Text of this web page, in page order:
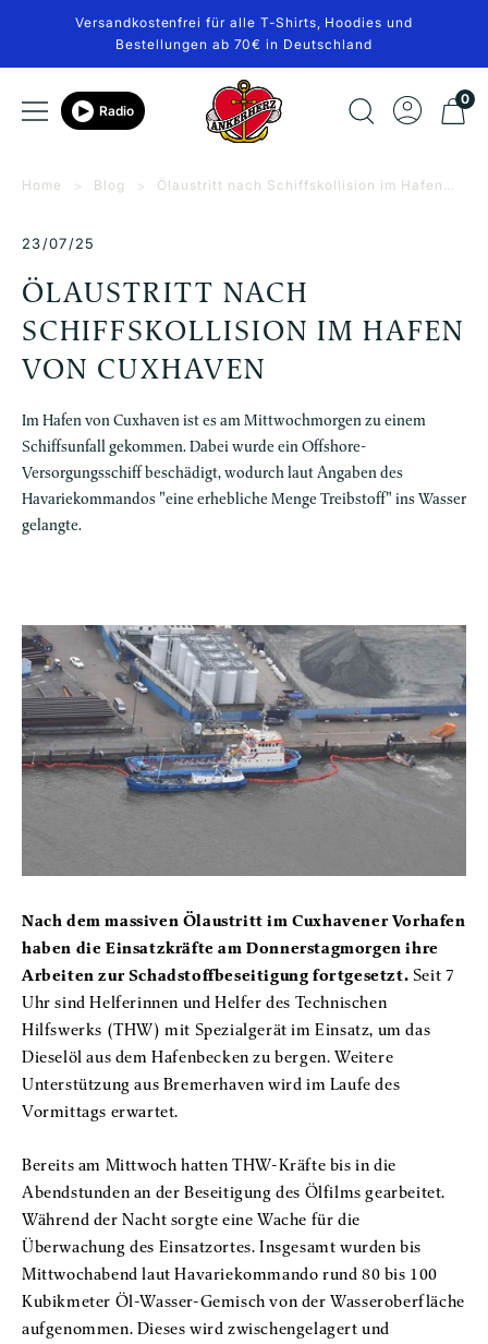
Inhalt
Versandkostenfrei für alle T-Shirts, Hoodies und
Bestellungen ab 70€ in Deutschland
NavigationRadio
Ankerherz
Verlag
0
Home Blog
Ölaustritt nach Schiffskollision im Hafen
23/07/25
ÖLAUSTRITT NACH
SCHIFFSKOLLISION IM HAFEN
VON CUXHAVEN
Im Hafen von Cuxhaven ist es am Mittwochmorgen zu einem
Schiffsunfall gekommen. Dabei wurde ein Offshore-
Versorgungsschiff beschädigt, wodurch laut Angaben des
Havariekommandos "eine erhebliche Menge Treibstoff" ins Wasser
gelangte.
Nach dem massiven Ölaustritt im Cuxhavener Vorhafen
haben die Einsatzkräfte am Donnerstagmorgen ihre
Arbeiten zur Schadstoffbeseitigung fortgesetzt. Seit 7
Uhr sind Helferinnen und Helfer des Technischen
Hilfswerks (THW) mit Spezialgerät im Einsatz, um das
Dieselöl aus dem Hafenbecken zu bergen. Weitere
Unterstützung aus Bremerhaven wird im Laufe des
Vormittags erwartet.
Bereits am Mittwoch hatten THW-Kräfte bis in die
Abendstunden an der Beseitigung des Ölfilms gearbeitet.
Während der Nacht sorgte eine Wache für die
Überwachung des Einsatzortes. Insgesamt wurden bis
Mittwochabend laut Havariekommando rund 80 bis 100
Kubikmeter Öl-Wasser-Gemisch von der Wasseroberfläche
aufgenommen. Dieses wird zwischengelagert und